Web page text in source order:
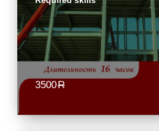
3500R